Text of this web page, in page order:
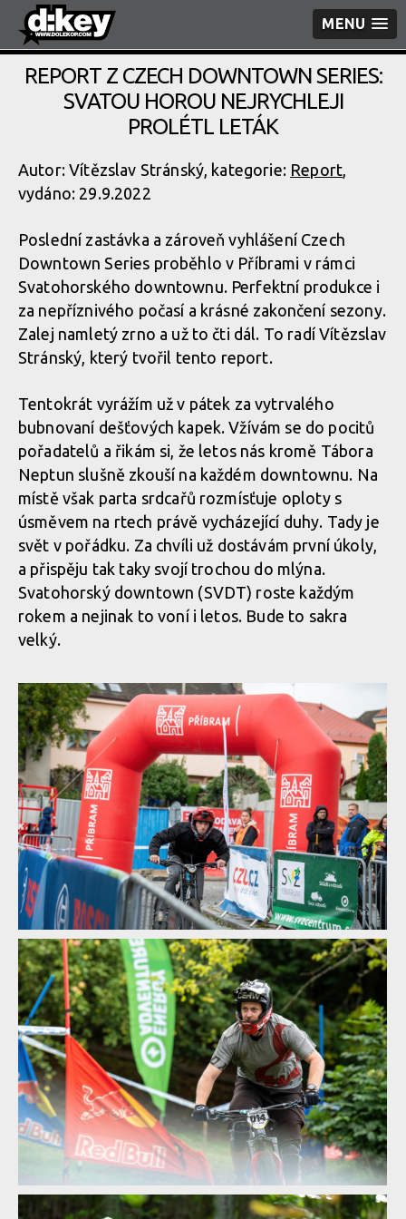
MENU
REPORT Z CZECH DOWNTOWN SERIES:
SVATOU HOROU NEJRYCHLEJI
PROLÉTL LETÁK
Autor: Vítězslav Stránský, kategorie: Report,
vydáno: 29.9.2022
Poslední zastávka a zároveň vyhlášení Czech
Downtown Series proběhlo v Příbrami v rámci
Svatohorského downtownu. Perfektní produkce i
za nepříznivého počasí a krásné zakončení sezony.
Zalej namletý zrno a už to čti dál. To radí Vítězslav
Stránský, který tvořil tento report.
Tentokrát vyrážím už v pátek za vytrvalého
bubnovaní dešťových kapek. Vžívám se do pocitů
pořadatelů a řikám si, že letos nás kromě Tábora
Neptun slušně zkouší na každém downtownu. Na
místě však parta srdcařů rozmísťuje oploty s
úsměvem na rtech právě vycházející duhy. Tady je
svět v pořádku. Za chvíli už dostávám první úkoly,
a přispěju tak taky svojí trochou do mlýna.
Svatohorský downtown (SVDT) roste každým
rokem a nejinak to voní i letos. Bude to sakra
velký.
Report z Czech Downtown Series: Svatou horou nejrychleji
prolétl Leták
Report z Czech Downtown Series: Svatou horou nejrychleji
prolétl Leták
Report z Czech Downtown Series: Svatou horou nejrychleji
prolétl Leták
Report z Czech Downtown Series: Svatou horou nejrychleji
prolétl Leták